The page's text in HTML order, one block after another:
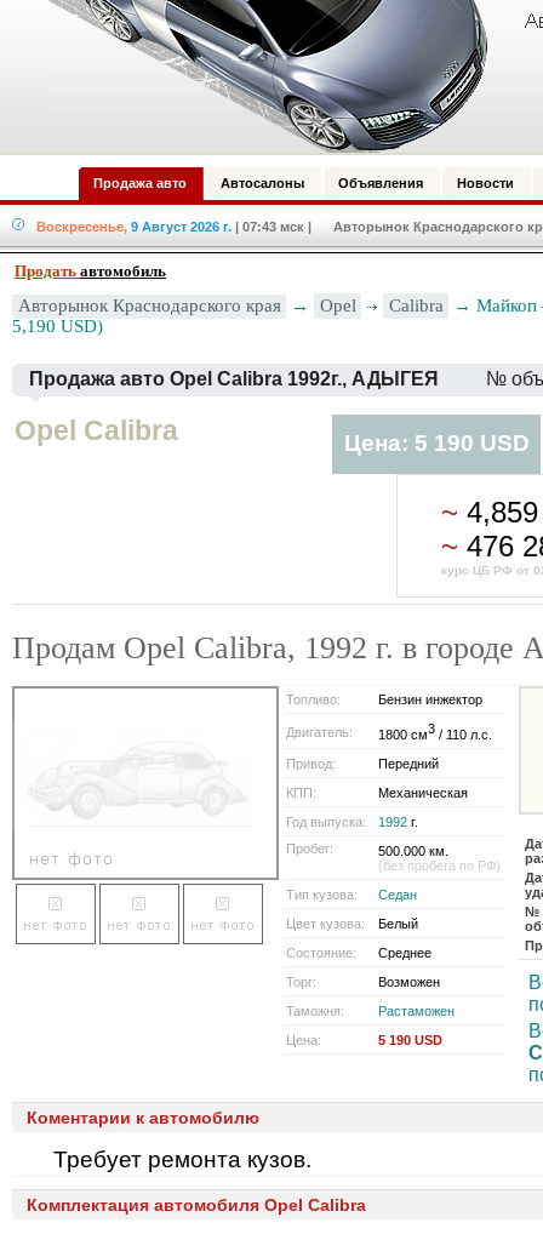
Продажа авто Автосалоны Объявления Новости
Воскресенье, 9 Август 2026 г. | 07:43 мск | Авторынок Краснодарского
Продать автомобиль
Авторынок Краснодарского края → Opel Calibra
→ Майкоп
5,190 USD)
Продажа авто Opel Calibra 1992г., АДЫГЕЯ №
Opel Calibra Цена: 5 190 USD
~
~ 476
курс ЦБ РФ от
Продам Opel Calibra, 1992 г. в
Топливо: Бензин инжектор
Двигатель: 1800 см3 / 110 л.с.
Привод:
Передний
КПП:
Механическая
Год выпуска:
1992 г.
Пробег:
500.000 км.
(без пробега по РФ)
Тип кузова:
Седан
Цвет кузова:
Белый
Состояние:
Среднее
Торг:
Возможен
Таможня:
Растаможен
Цена:
5 190 USD
№
Коментарии к автомобилю
Требует ремонта кузов.
Комплектация автомобиля Opel Calibra